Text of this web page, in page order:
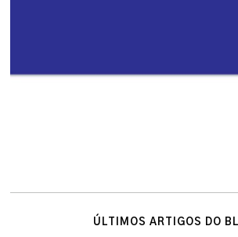
ÚLTIMOS ARTIGOS DO